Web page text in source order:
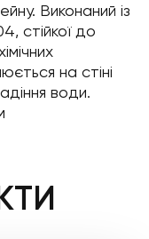
Виконаний із
стійкої до
на стіні
води.